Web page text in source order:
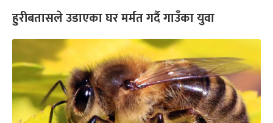
हुरीबतासले उडाएका घर मर्मत गर्दै गाउँका युवा